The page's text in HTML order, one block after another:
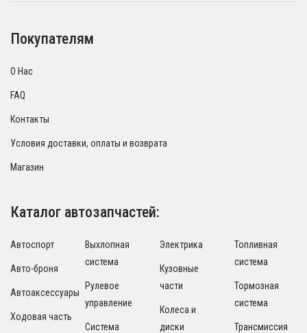
Покупателям
О Нас
FAQ
Контакты
Условия доставки, оплаты и возврата
Магазин
Каталог автозапчастей:
Автоспорт
Авто-броня
Автоаксессуары
Ходовая часть
Выхлопная
система
Рулевое
управление
Система
Электрика
Кузовные
части
Колеса и
диски
Топливная
система
Тормозная
система
Трансмиссия